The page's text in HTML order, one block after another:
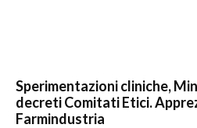
Sperimentazioni cliniche,
decreti Comitati Etici.
Farmindustria